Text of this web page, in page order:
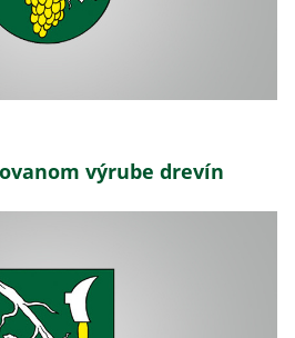
výrube drevín